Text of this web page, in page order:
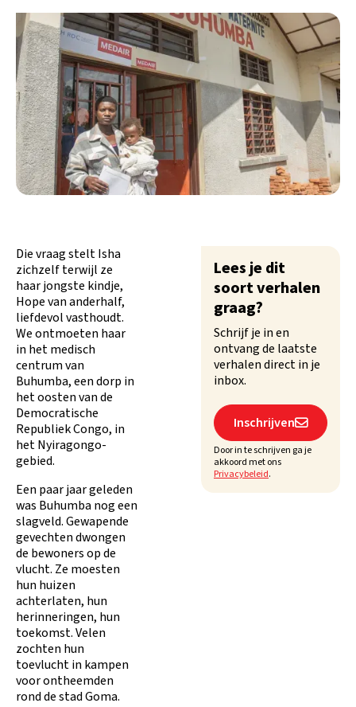
Die vraag stelt Isha
zichzelf terwijl ze
haar jongste kindje,
Hope van anderhalf,
liefdevol vasthoudt.
We ontmoeten haar
in het medisch
centrum van
Buhumba, een dorp in
het oosten van de
Democratische
Republiek Congo, in
het Nyiragongo-
gebied.
Een paar jaar geleden
was Buhumba nog een
slagveld. Gewapende
gevechten dwongen
de bewoners op de
vlucht. Ze moesten
hun huizen
achterlaten, hun
herinneringen, hun
toekomst. Velen
zochten hun
toevlucht in kampen
voor ontheemden
rond de stad Goma.
Lees je dit
soort verhalen
graag?
Schrijf je in en
ontvang de laatste
verhalen direct in je
inbox.
Inschrijven
Door in te schrijven ga je
akkoord met ons
Privacybeleid.